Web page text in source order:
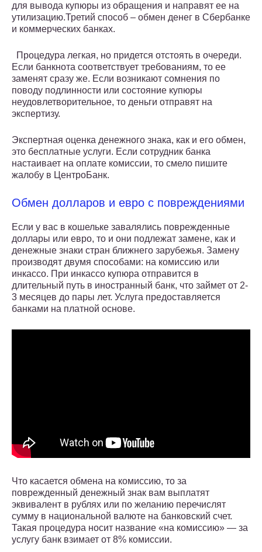
для вывода купюры из обращения и направят ее на
утилизацию.Третий способ – обмен денег в Сбербанке
и коммерческих банках.
Процедура легкая, но придется отстоять в очереди.
Если банкнота соответствует требованиям, то ее
заменят сразу же. Если возникают сомнения по
поводу подлинности или состояние купюры
неудовлетворительное, то деньги отправят на
экспертизу.
Экспертная оценка денежного знака, как и его обмен,
это бесплатные услуги. Если сотрудник банка
настаивает на оплате комиссии, то смело пишите
жалобу в ЦентроБанк.
Обмен долларов и евро с повреждениями
Если у вас в кошельке завалялись поврежденные
доллары или евро, то и они подлежат замене, как и
денежные знаки стран ближнего зарубежья. Замену
производят двумя способами: на комиссию или
инкассо. При инкассо купюра отправится в
длительный путь в иностранный банк, что займет от 2-
3 месяцев до пары лет. Услуга предоставляется
банками на платной основе.
Что касается обмена на комиссию, то за
поврежденный денежный знак вам выплатят
эквивалент в рублях или по желанию перечислят
сумму в национальной валюте на банковский счет.
Такая процедура носит название «на комиссию» — за
услугу банк взимает от 8% комиссии.